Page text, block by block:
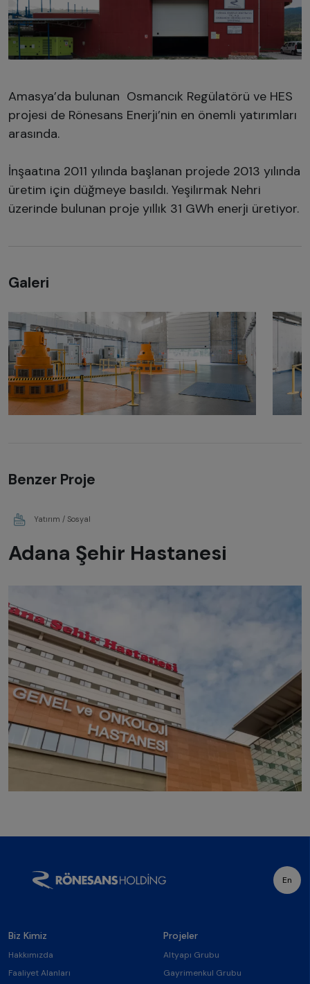
Amasya’da bulunan Osmancık Regülatörü ve HES
projesi de Rönesans Enerji’nin en önemli yatırımları
arasında.
İnşaatına 2011 yılında başlanan projede 2013 yılında
üretim için düğmeye basıldı. Yeşilırmak Nehri
üzerinde bulunan proje yıllık 31 GWh enerji üretiyor.
Galeri
Benzer Proje
Yatırım / Sosyal
Adana Şehir Hastanesi
En
Biz Kimiz
Hakkımızda
Faaliyet Alanları
Projeler
Altyapı Grubu
Gayrimenkul Grubu